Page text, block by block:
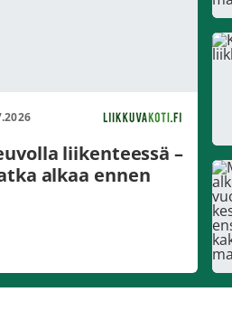
liikenteessä –
alkaa ennen